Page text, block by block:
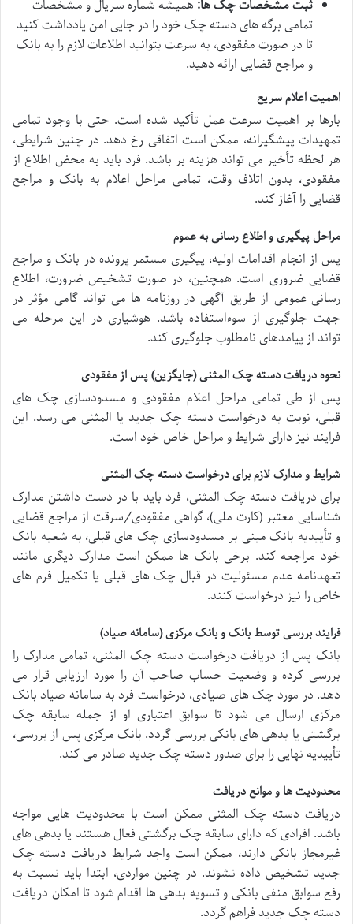
ثبت مشخصات چک ها: همیشه شماره سریال و مشخصات
تمامی برگه های دسته چک خود را در جایی امن یادداشت کنید
تا در صورت مفقودی، به سرعت بتوانید اطلاعات لازم را به بانک
و مراجع قضایی ارائه دهید.
اهمیت اعلام سریع
بارها بر اهمیت سرعت عمل تأکید شده است. حتی با وجود تمامی
تمهیدات پیشگیرانه، ممکن است اتفاقی رخ دهد. در چنین شرایطی،
هر لحظه تأخیر می تواند هزینه بر باشد. فرد باید به محض اطلاع از
مفقودی، بدون اتلاف وقت، تمامی مراحل اعلام به بانک و مراجع
قضایی را آغاز کند.
مراحل پیگیری و اطلاع رسانی به عموم
پس از انجام اقدامات اولیه، پیگیری مستمر پرونده در بانک و مراجع
قضایی ضروری است. همچنین، در صورت تشخیص ضرورت، اطلاع
رسانی عمومی از طریق آگهی در روزنامه ها می تواند گامی مؤثر در
جهت جلوگیری از سوءاستفاده باشد. هوشیاری در این مرحله می
تواند از پیامدهای نامطلوب جلوگیری کند.
نحوه دریافت دسته چک المثنی (جایگزین) پس از مفقودی
پس از طی تمامی مراحل اعلام مفقودی و مسدودسازی چک های
قبلی، نوبت به درخواست دسته چک جدید یا المثنی می رسد. این
فرایند نیز دارای شرایط و مراحل خاص خود است.
شرایط و مدارک لازم برای درخواست دسته چک المثنی
برای دریافت دسته چک المثنی، فرد باید با در دست داشتن مدارک
شناسایی معتبر (کارت ملی)، گواهی مفقودی/سرقت از مراجع قضایی
و تأییدیه بانک مبنی بر مسدودسازی چک های قبلی، به شعبه بانک
خود مراجعه کند. برخی بانک ها ممکن است مدارک دیگری مانند
تعهدنامه عدم مسئولیت در قبال چک های قبلی یا تکمیل فرم های
خاص را نیز درخواست کنند.
فرایند بررسی توسط بانک و بانک مرکزی (سامانه صیاد)
بانک پس از دریافت درخواست دسته چک المثنی، تمامی مدارک را
بررسی کرده و وضعیت حساب صاحب آن را مورد ارزیابی قرار می
دهد. در مورد چک های صیادی، درخواست فرد به سامانه صیاد بانک
مرکزی ارسال می شود تا سوابق اعتباری او از جمله سابقه چک
برگشتی یا بدهی های بانکی بررسی گردد. بانک مرکزی پس از بررسی،
تأییدیه نهایی را برای صدور دسته چک جدید صادر می کند.
محدودیت ها و موانع دریافت
دریافت دسته چک المثنی ممکن است با محدودیت هایی مواجه
باشد. افرادی که دارای سابقه چک برگشتی فعال هستند یا بدهی های
غیرمجاز بانکی دارند، ممکن است واجد شرایط دریافت دسته چک
جدید تشخیص داده نشوند. در چنین مواردی، ابتدا باید نسبت به
رفع سوابق منفی بانکی و تسویه بدهی ها اقدام شود تا امکان دریافت
دسته چک جدید فراهم گردد.